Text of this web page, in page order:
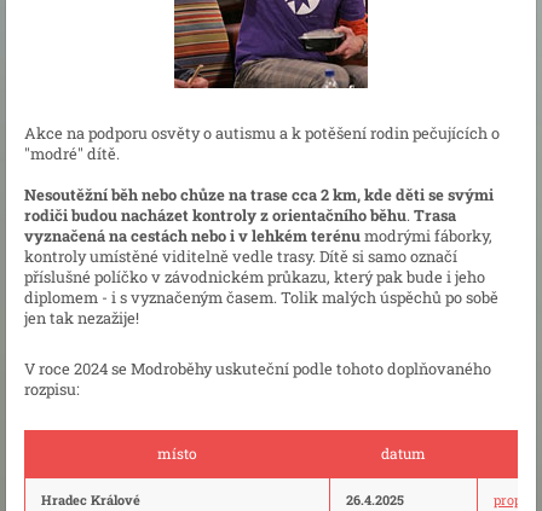
Akce na podporu osvěty o autismu a k potěšení rodin pečujících o
"modré" dítě.
Nesoutěžní běh nebo chůze na trase cca 2 km, kde děti se svými
rodiči budou nacházet kontroly z orientačního běhu. Trasa
vyznačená na cestách nebo i v lehkém terénu modrými fáborky,
kontroly umístěné viditelně vedle trasy. Dítě si samo označí
příslušné políčko v závodnickém průkazu, který pak bude i jeho
diplomem - i s vyznačeným časem. Tolik malých úspěchů po sobě
jen tak nezažije!
V roce 2024 se Modroběhy uskuteční podle tohoto doplňovaného
rozpisu:
místo datum
Hradec Králové 26.4.2025